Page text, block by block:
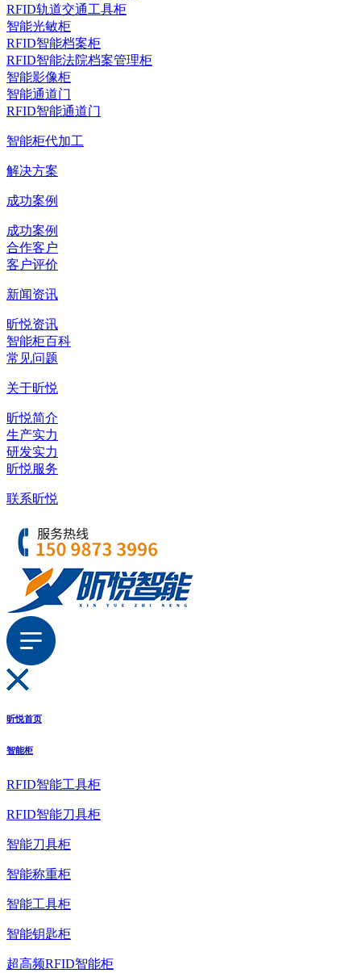
RFID轨道交通工具柜
智能光敏柜
RFID智能档案柜
RFID智能法院档案管理柜
智能影像柜
智能通道门
RFID智能通道门
智能柜代加工
解决方案
成功案例
成功案例
合作客户
客户评价
新闻资讯
昕悦资讯
智能柜百科
常见问题
关于昕悦
昕悦简介
生产实力
研发实力
昕悦服务
联系昕悦
昕悦首页
智能柜
RFID智能工具柜
RFID智能刀具柜
智能刀具柜
智能称重柜
智能工具柜
智能钥匙柜
超高频RFID智能柜